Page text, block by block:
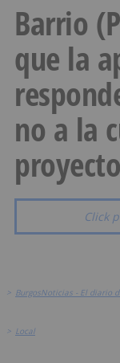
Barrio
que la
no a la
proyecto
Click
> BurgosNoticias - El diario
> Local